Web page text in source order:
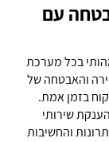
עם
בכל מערכת
והאבטחה של
בזמן אמת.
שירותי
והחשיבות